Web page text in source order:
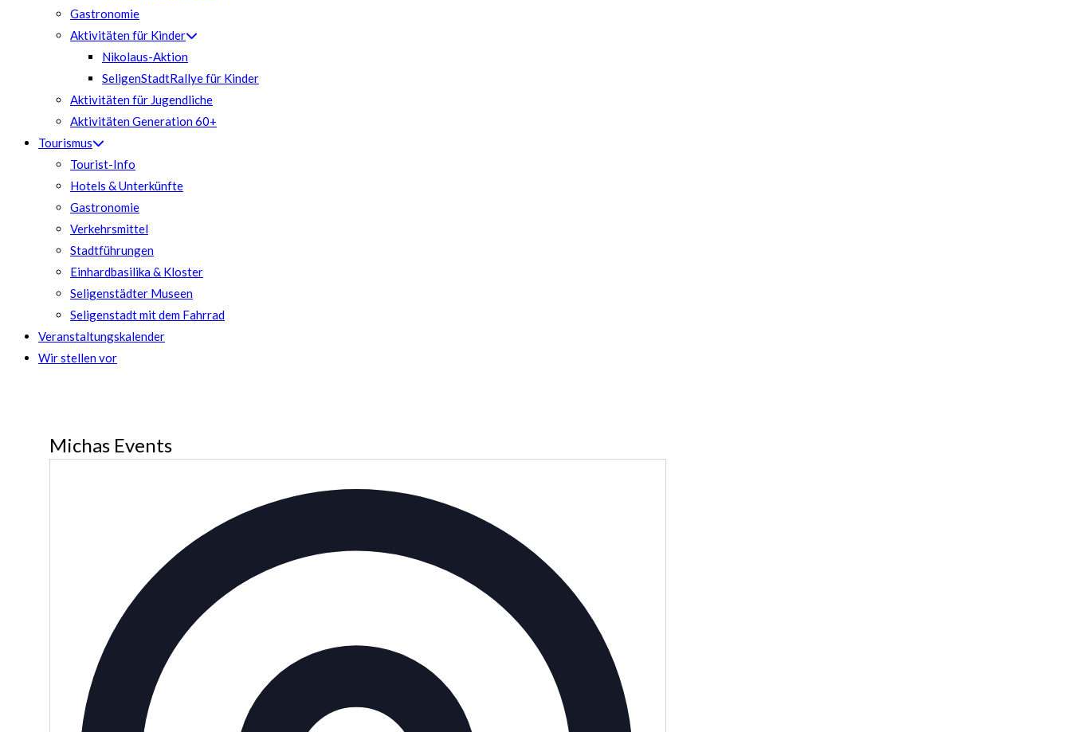
Gastronomie
Aktivitäten für Kinder
Nikolaus-Aktion
SeligenStadtRallye für Kinder
Aktivitäten für Jugendliche
Aktivitäten Generation 60+
Tourismus
Tourist-Info
Hotels & Unterkünfte
Gastronomie
Verkehrsmittel
Stadtführungen
Einhardbasilika & Kloster
Seligenstädter Museen
Seligenstadt mit dem Fahrrad
Veranstaltungskalender
Wir stellen vor
Michas Events